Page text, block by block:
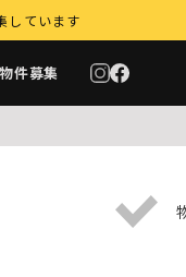
ています
件募集